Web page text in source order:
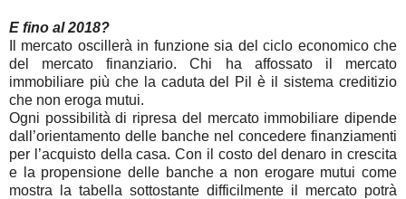
E fino al 2018?
Il mercato oscillerà in funzione sia del ciclo economico che
del mercato finanziario. Chi ha affossato il mercato
immobiliare più che la caduta del Pil è il sistema creditizio
che non eroga mutui.
Ogni possibilità di ripresa del mercato immobiliare dipende
dall’orientamento delle banche nel concedere finanziamenti
per l’acquisto della casa. Con il costo del denaro in crescita
e la propensione delle banche a non erogare mutui come
mostra la tabella sottostante difficilmente il mercato potrà